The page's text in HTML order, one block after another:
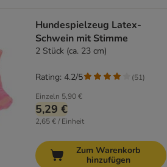
Hundespielzeug Latex-
Schwein mit Stimme
2 Stück (ca. 23 cm)
Einzeln 5,90 €
5,29 €
2,65 € / Einheit
Rating: 4.2/5 (51)
Zum Warenkorb
hinzufügen